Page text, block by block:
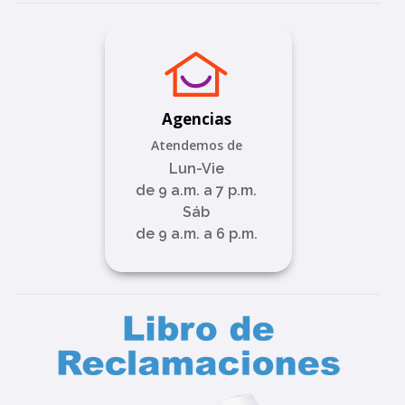
Agencias
Atendemos de
Lun-Vie
de 9 a.m. a 7 p.m.
Sáb
de 9 a.m. a 6 p.m.